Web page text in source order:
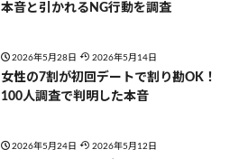
本音と引かれるNG行動を調査
2026年5月28日 2026年5月14日
女性の7割が初回デートで割り勘OK！
100人調査で判明した本音
2026年5月24日 2026年5月12日